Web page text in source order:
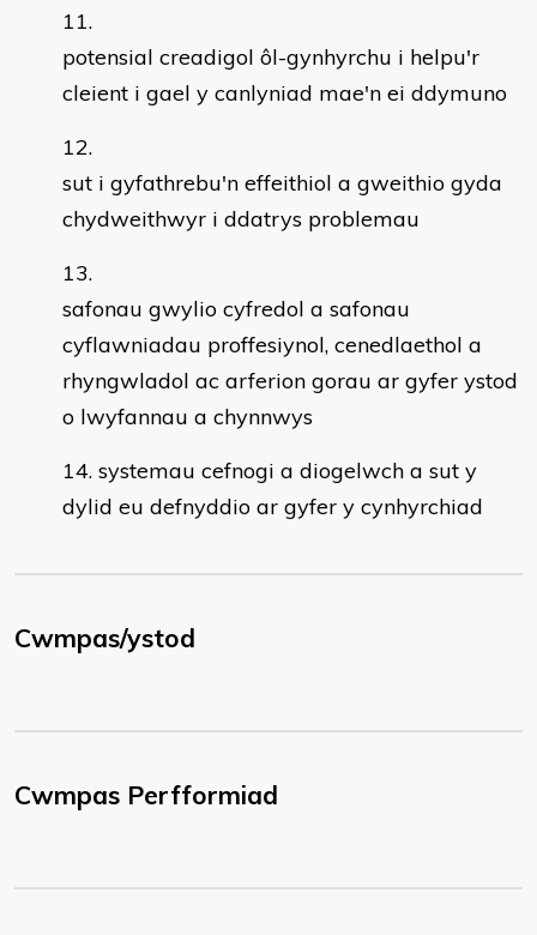
potensial creadigol ôl-gynhyrchu i helpu'r
cleient i gael y canlyniad mae'n ei ddymuno
sut i gyfathrebu'n effeithiol a gweithio gyda
chydweithwyr i ddatrys problemau
safonau gwylio cyfredol a safonau
cyflawniadau proffesiynol, cenedlaethol a
rhyngwladol ac arferion gorau ar gyfer ystod
o lwyfannau a chynnwys
systemau cefnogi a diogelwch a sut y
dylid eu defnyddio ar gyfer y cynhyrchiad
Cwmpas/ystod
Cwmpas Perfformiad